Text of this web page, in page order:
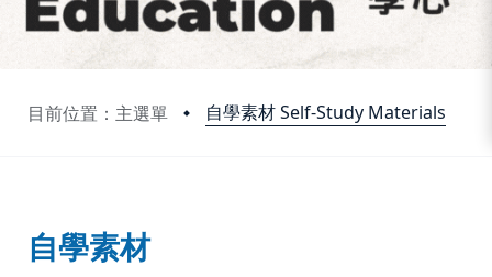
目前位置：主選單 自學素材 Self-Study Materials
自學素材